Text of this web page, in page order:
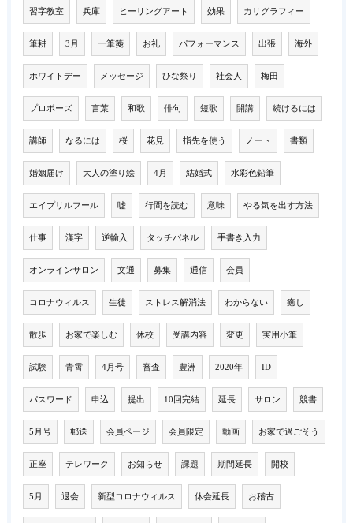
習字教室 兵庫 ヒーリングアート 効果 カリグラフィー
筆耕 3月 一筆箋 お礼 パフォーマンス 出張 海外
ホワイトデー メッセージ ひな祭り 社会人 梅田
プロポーズ 言葉 和歌 俳句 短歌 開講 続けるには
講師 なるには 桜 花見 指先を使う ノート 書類
婚姻届け 大人の塗り絵 4月 結婚式 水彩色鉛筆
エイプリルフール 嘘 行間を読む 意味 やる気を出す方法
仕事 漢字 逆輸入 タッチパネル 手書き入力
オンラインサロン 文通 募集 通信 会員
コロナウィルス 生徒 ストレス解消法 わからない 癒し
散歩 お家で楽しむ 休校 受講内容 変更 実用小筆
試験 青霄 4月号 審査 豊洲 2020年 ID
パスワード 申込 提出 10回完結 延長 サロン 競書
5月号 郵送 会員ページ 会員限定 動画 お家で過ごそう
正座 テレワーク お知らせ 課題 期間延長 開校
5月 退会 新型コロナウィルス 休会延長 お稽古